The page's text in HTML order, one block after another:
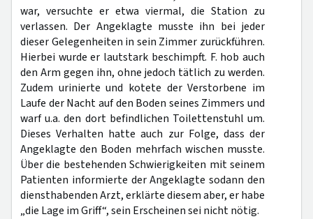
war, versuchte er etwa viermal, die Station zu
verlassen. Der Angeklagte musste ihn bei jeder
dieser Gelegenheiten in sein Zimmer zurückführen.
Hierbei wurde er lautstark beschimpft. F. hob auch
den Arm gegen ihn, ohne jedoch tätlich zu werden.
Zudem urinierte und kotete der Verstorbene im
Laufe der Nacht auf den Boden seines Zimmers und
warf u.a. den dort befindlichen Toilettenstuhl um.
Dieses Verhalten hatte auch zur Folge, dass der
Angeklagte den Boden mehrfach wischen musste.
Über die bestehenden Schwierigkeiten mit seinem
Patienten informierte der Angeklagte sodann den
diensthabenden Arzt, erklärte diesem aber, er habe
„die Lage im Griff“, sein Erscheinen sei nicht nötig.